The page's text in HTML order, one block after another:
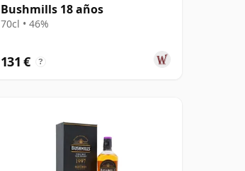
Bushmills 18 años
70cl • 46%
131 € ?